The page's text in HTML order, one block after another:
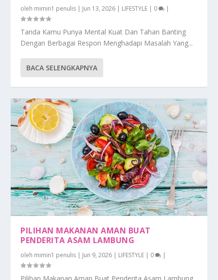
oleh mimin1 penulis | Jun 13, 2026 | LIFESTYLE | 0 |
Tanda Kamu Punya Mental Kuat Dan Tahan Banting
Dengan Berbagai Respon Menghadapi Masalah Yang...
BACA SELENGKAPNYA
PILIHAN MAKANAN AMAN BUAT
PENDERITA ASAM LAMBUNG
oleh mimin1 penulis | Jun 9, 2026 | LIFESTYLE | 0 |